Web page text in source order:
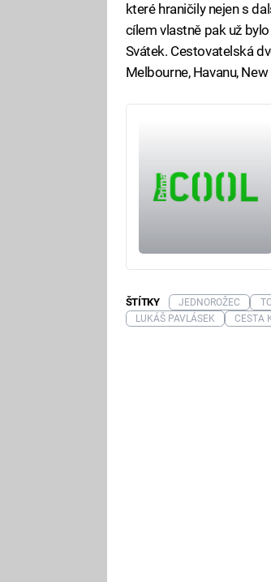
které hraničily nejen s
cílem vlastně pak už
Svátek. Cestovatelská
Melbourne, Havanu,
ŠTÍTKY JEDNOROŽEC
LUKÁŠ PAVLÁSEK
CESTA